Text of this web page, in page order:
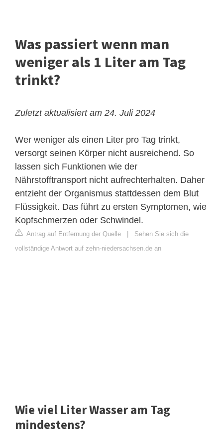
Was passiert wenn man
weniger als 1 Liter am Tag
trinkt?
Zuletzt aktualisiert am 24. Juli 2024
Wer weniger als einen Liter pro Tag trinkt,
versorgt seinen Körper nicht ausreichend. So
lassen sich Funktionen wie der
Nährstofftransport nicht aufrechterhalten. Daher
entzieht der Organismus stattdessen dem Blut
Flüssigkeit. Das führt zu ersten Symptomen, wie
Kopfschmerzen oder Schwindel.
Antrag auf Entfernung der Quelle
Sehen Sie sich die
vollständige Antwort auf zehn-niedersachsen.de an
Wie viel Liter Wasser am Tag
mindestens?